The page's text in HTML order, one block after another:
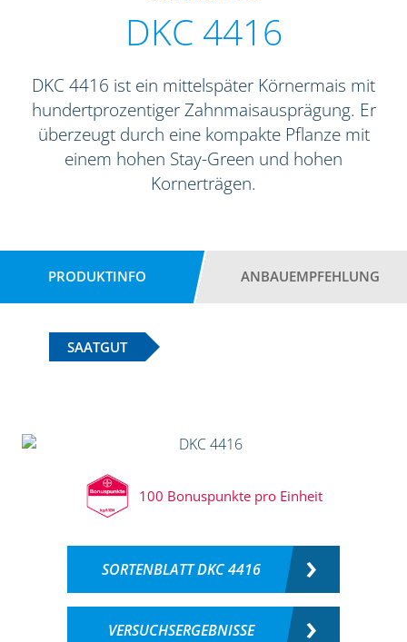
DKC 4416
DKC 4416 ist ein mittelspäter Körnermais mit
hundertprozentiger Zahnmaisausprägung. Er
überzeugt durch eine kompakte Pflanze mit
einem hohen Stay-Green und hohen
Kornerträgen.
PRODUKTINFO ANBAUEMPFEHLUNG
SAATGUT
100 Bonuspunkte pro Einheit
SORTENBLATT DKC 4416
VERSUCHSERGEBNISSE